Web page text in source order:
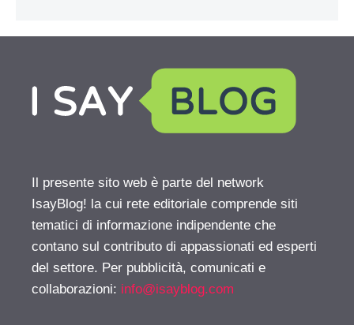
Il presente sito web è parte del network
IsayBlog! la cui rete editoriale comprende siti
tematici di informazione indipendente che
contano sul contributo di appassionati ed esperti
del settore. Per pubblicità, comunicati e
collaborazioni: info@isayblog.com